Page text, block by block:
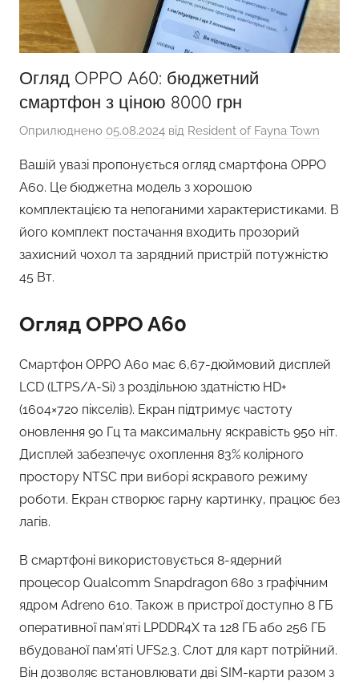
Огляд OPPO A60: бюджетний
смартфон з ціною 8000 грн
Оприлюднено 05.08.2024 від Resident of Fayna Town
Вашій увазі пропонується огляд смартфона OPPO
A60. Це бюджетна модель з хорошою
комплектацією та непоганими характеристиками. В
його комплект постачання входить прозорий
захисний чохол та зарядний пристрій потужністю
45 Вт.
Огляд OPPO A60
Смартфон OPPO A60 має 6,67-дюймовий дисплей
LCD (LTPS/A-Si) з роздільною здатністю HD+
(1604×720 пікселів). Екран підтримує частоту
оновлення 90 Гц та максимальну яскравість 950 ніт.
Дисплей забезпечує охоплення 83% колірного
простору NTSC при виборі яскравого режиму
роботи. Екран створює гарну картинку, працює без
лагів.
В смартфоні використовується 8-ядерний
процесор Qualcomm Snapdragon 680 з графічним
ядром Adreno 610. Також в пристрої доступно 8 ГБ
оперативної пам’яті LPDDR4X та 128 ГБ або 256 ГБ
вбудованої пам’яті UFS2.3. Слот для карт потрійний.
Він дозволяє встановлювати дві SIM-карти разом з